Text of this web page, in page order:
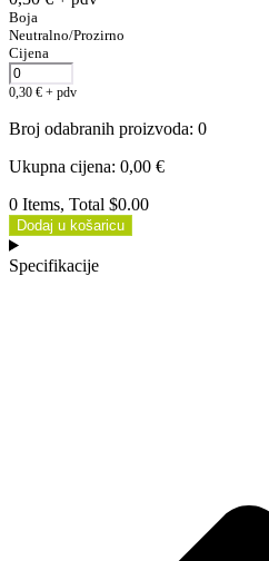
Boja
Neutralno/Prozirno
Cijena
0,30 € + pdv
Broj odabranih proizvoda: 0
Ukupna cijena: 0,00 €
0 Items, Total $0.00
Dodaj u košaricu
Specifikacije